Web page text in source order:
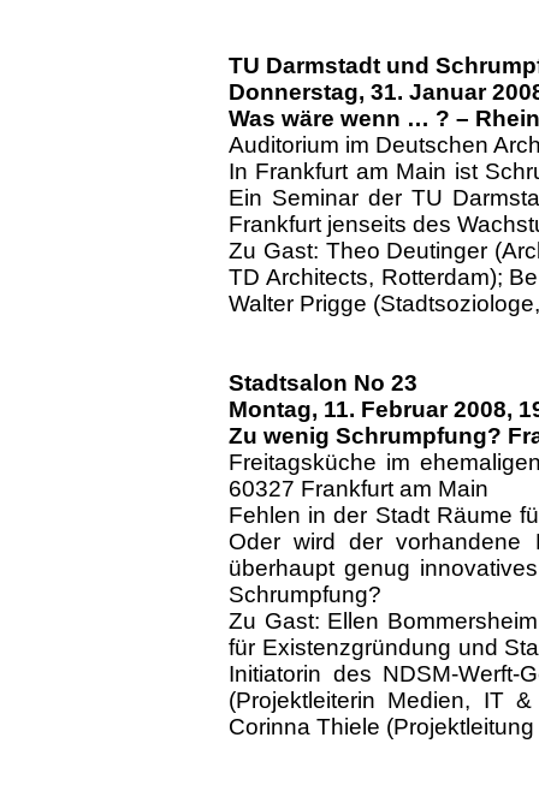
TU Darmstadt und
Donnerstag, 31. Januar
Was wäre wenn … ? –
Auditorium im Deutschen
In Frankfurt am Main ist
Ein Seminar der TU
Frankfurt jenseits des
Zu Gast: Theo Deutinger
TD Architects, Rotterdam);
Walter Prigge
Stadtsalon No 23
Montag, 11. Februar2008,
Zu wenig Schrumpfung?
Freitagsküche im
60327 Frankfurt am Main
Fehlen in der Stadt Räume
Oder wird der vorhandene
überhaupt genug
Schrumpfung?
Zu Gast: Ellen
für Existenzgründung und
Initiatorin des NDSM-Werft-
(Projektleiterin Medien, IT
Corinna Thiele